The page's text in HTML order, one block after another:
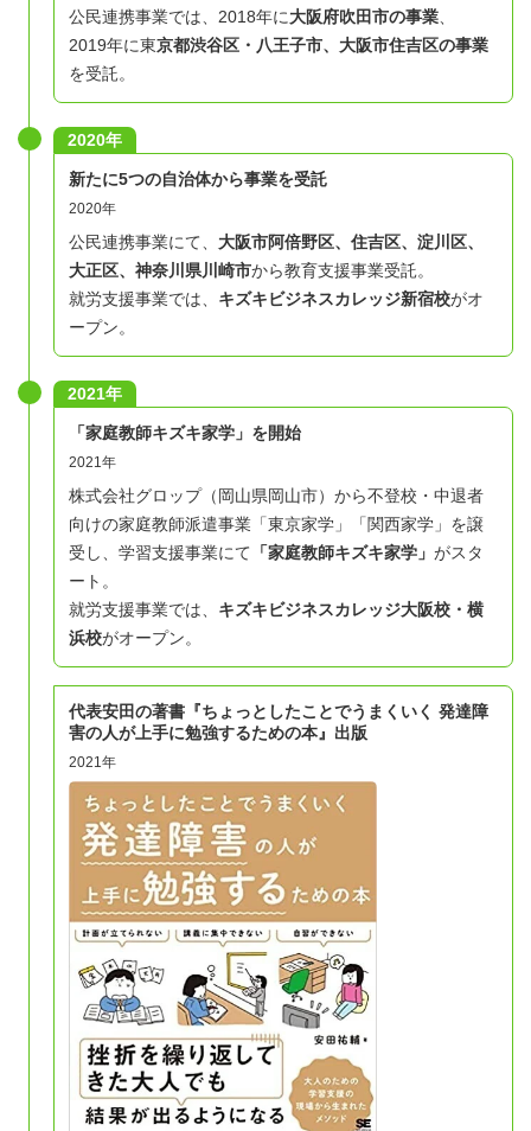
公民連携事業では、2018年に大阪府吹田市の事業
2019年に東京都渋谷区・八王子市、大阪市住吉区の事業
を受託。
2020年
新たに5つの自治体から事業を受託
2020年
公民連携事業にて、 大阪市阿倍野区、住吉区、淀川区、
大正区、神奈川県川崎市から教育支援事業受託。
就労支援事業では、 キズキビジネスカレッジ新宿校がオ
ープン。
2021年
「家庭教師キズキ家学」を開始
2021年
株式会社グロップ（岡山県岡山市）から不登校・中退者
向けの家庭教師派遣事業「東京家学」「関西家学」を譲
受し、学習支援事業にて 「家庭教師キズキ家学」 がスタ
ート。
就労支援事業では、 キズキビジネスカレッジ大阪校・ 横
浜校がオープン。
代表安田の著書『ちょっとしたことでうまくいく 発達障
害の人が上手に勉強するための本』出版
2021年